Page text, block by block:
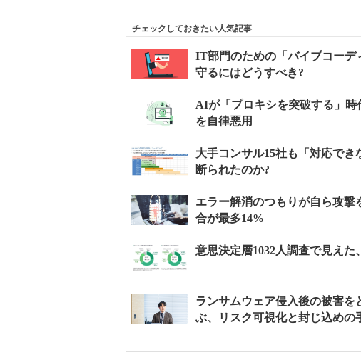
チェックしておきたい人気記事